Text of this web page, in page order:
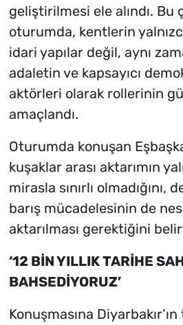
geliştirilmesi ele alındı. Bu
oturumda, kentlerin
idari yapılar değil, aynı
adaletin ve kapsayıcı
aktörleri olarak rollerinin
amaçlandı.
Oturumda konuşan
kuşaklar arası aktarımın
mirasla sınırlı olmadığını,
barış mücadelesinin de
aktarılması gerektiğini
‘12 BİN YILLIK TARİHE
BAHSEDİYORUZ’
Konuşmasına